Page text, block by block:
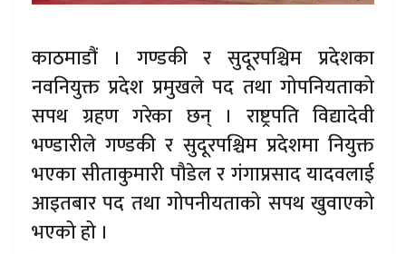
काठमाडौं । गण्डकी र सुदूरपश्चिम प्रदेशका
नवनियुक्त प्रदेश प्रमुखले पद तथा गोपनियताको
सपथ ग्रहण गरेका छन् । राष्ट्रपति विद्यादेवी
भण्डारीले गण्डकी र सुदूरपश्चिम प्रदेशमा नियुक्त
भएका सीताकुमारी पौडेल र गंगाप्रसाद यादवलाई
आइतबार पद तथा गोपनीयताको सपथ खुवाएको
भएको हो ।